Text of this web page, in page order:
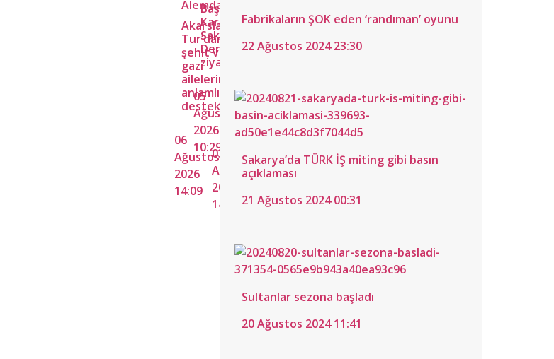
Akarslanlar
Tur’dan
şehit ve
gazi
ailelerine
anlamlı
destek
06
Ağustos
2026
14:09
Başkan
Karakullukçu’dan
Sakarya Muşlular
Derneği’ne
ziyaret
05
Ağustos
2026
10:29
Havanur
ile
Çağatay
Han ömür
boyu
mutluluğa
“Evet”
dedi
03
Ağustos
2026
14:40
Fabrikaların ŞOK eden ‘randıman’ oyunu
22 Ağustos 2024 23:30
Sakarya’da TÜRK İŞ miting gibi basın
açıklaması
21 Ağustos 2024 00:31
Sultanlar sezona başladı
20 Ağustos 2024 11:41